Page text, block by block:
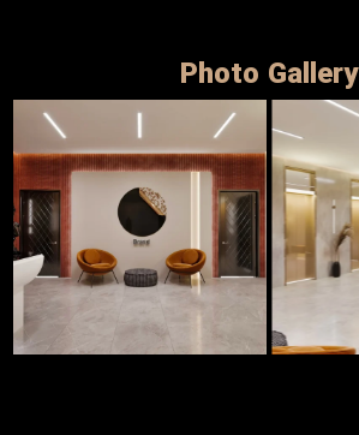
Photo Gallery